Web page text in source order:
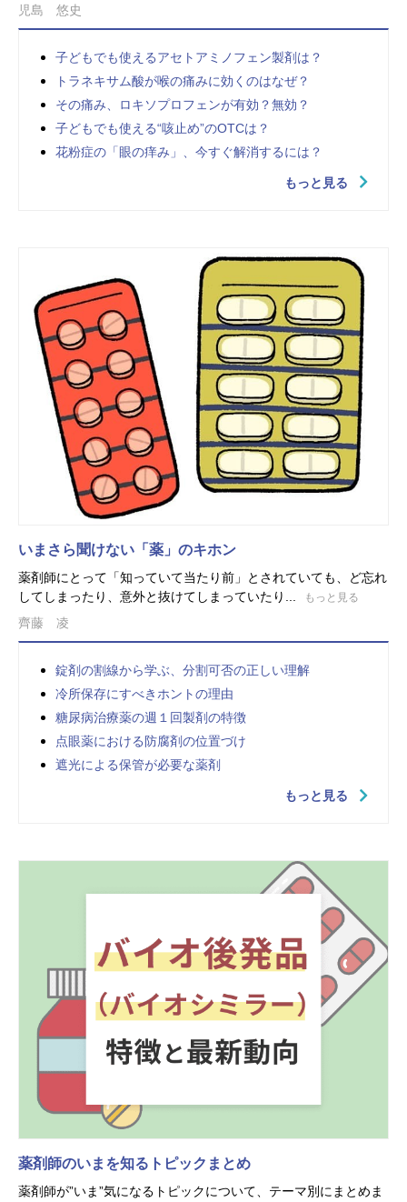
児島 悠史
子どもでも使えるアセトアミノフェン製剤は？
トラネキサム酸が喉の痛みに効くのはなぜ？
その痛み、ロキソプロフェンが有効？無効？
子どもでも使える“咳止め”のOTCは？
花粉症の「眼の痒み」、今すぐ解消するには？
もっと見る
いまさら聞けない「薬」のキホン
薬剤師にとって「知っていて当たり前」とされていても、ど忘れ
してしまったり、意外と抜けてしまっていたり...
もっと見る
齊藤 凌
錠剤の割線から学ぶ、分割可否の正しい理解
冷所保存にすべきホントの理由
糖尿病治療薬の週１回製剤の特徴
点眼薬における防腐剤の位置づけ
遮光による保管が必要な薬剤
もっと見る
薬剤師のいまを知るトピックまとめ
薬剤師が”いま”気になるトピックについて、テーマ別にまとめま